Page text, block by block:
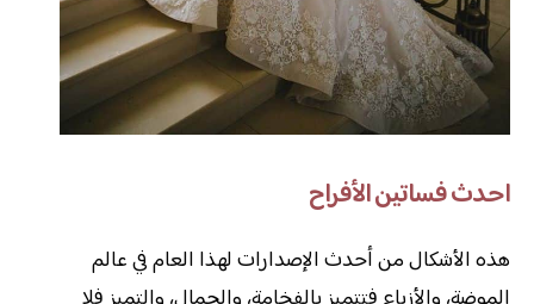
احدث فساتين الأفراح
هذه الأشكال من أحدث الإصدارات لهذا العام في عالم